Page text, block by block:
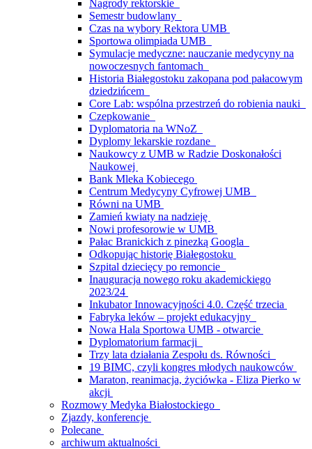
Nagrody rektorskie
Semestr budowlany
Czas na wybory Rektora UMB
Sportowa olimpiada UMB
Symulacje medyczne: nauczanie medycyny na
nowoczesnych fantomach
Historia Białegostoku zakopana pod pałacowym
dziedzińcem
Core Lab: wspólna przestrzeń do robienia nauki
Czepkowanie
Dyplomatoria na WNoZ
Dyplomy lekarskie rozdane
Naukowcy z UMB w Radzie Doskonałości
Naukowej
Bank Mleka Kobiecego
Centrum Medycyny Cyfrowej UMB
Równi na UMB
Zamień kwiaty na nadzieję
Nowi profesorowie w UMB
Pałac Branickich z pinezką Googla
Odkopując historię Białegostoku
Szpital dziecięcy po remoncie
Inauguracja nowego roku akademickiego
2023/24
Inkubator Innowacyjności 4.0. Część trzecia
Fabryka leków – projekt edukacyjny
Nowa Hala Sportowa UMB - otwarcie
Dyplomatorium farmacji
Trzy lata działania Zespołu ds. Równości
19 BIMC, czyli kongres młodych naukowców
Maraton, reanimacja, życiówka - Eliza Pierko w
akcji
Rozmowy Medyka Białostockiego
Zjazdy, konferencje
Polecane
archiwum aktualności